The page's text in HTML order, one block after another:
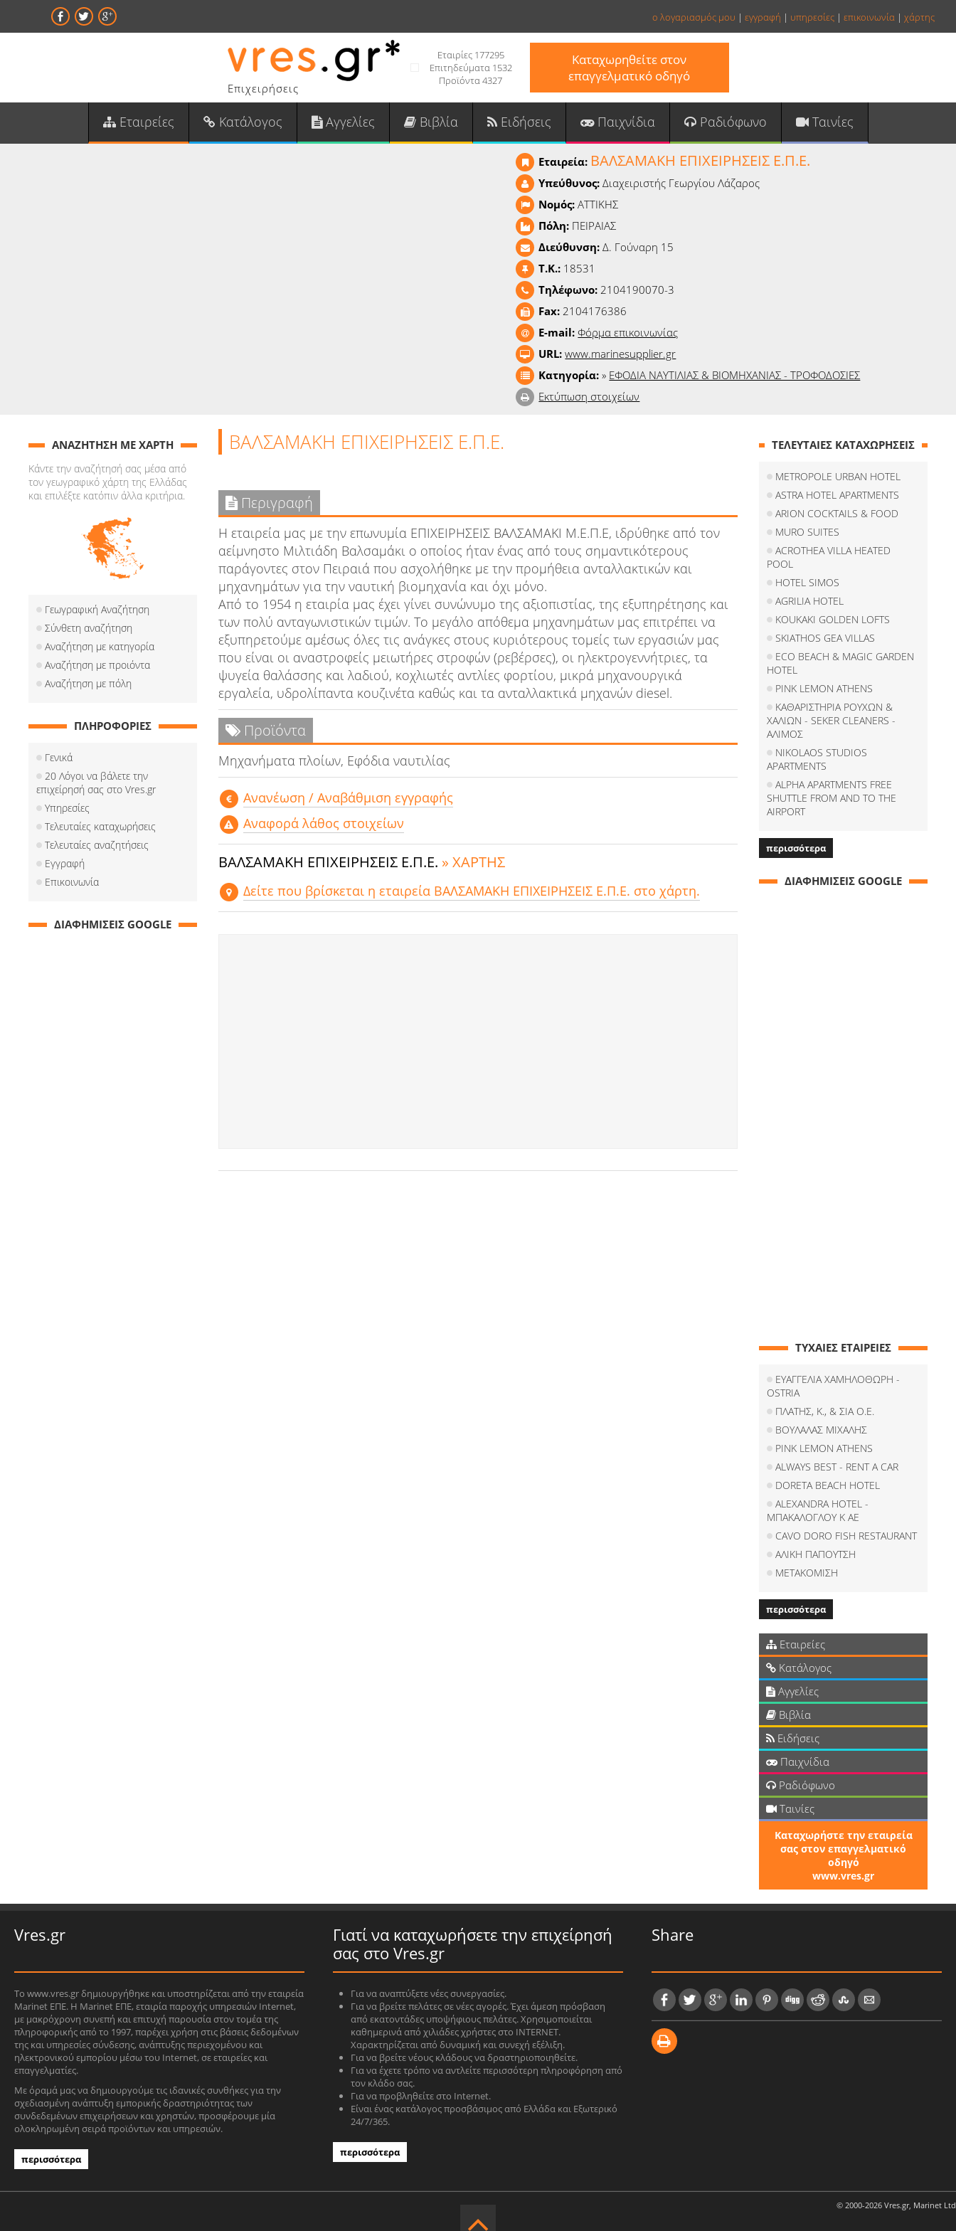
ο λογαριασμός μου | εγγραφή | υπηρεσίες | επικοινωνία | χάρτης
Επιχειρήσεις
Εταιρίες 177295
Επιτηδεύματα 1532
Προϊόντα 4327
Καταχωρηθείτε στον
επαγγελματικό οδηγό
Εταιρείες Κατάλογος Αγγελίες Βιβλία Ειδήσεις Παιχνίδια Ραδιόφωνο Ταινίες
Εταιρεία: ΒΑΛΣΑΜΑΚΗ ΕΠΙΧΕΙΡΗΣΕΙΣ Ε.Π.Ε.
Υπεύθυνος:Διαχειριστής Γεωργίου Λάζαρος
Νομός:ΑΤΤΙΚΗΣ
Πόλη: ΠΕΙΡΑΙΑΣ
Διεύθυνση:Δ. Γούναρη 15
T.K.: 18531
Τηλέφωνο:2104190070-3
Fax:2104176386
E-mail:Φόρμα επικοινωνίας
URL:www.marinesupplier.gr
Κατηγορία:» ΕΦΟΔΙΑ ΝΑΥΤΙΛΙΑΣ & ΒΙΟΜΗΧΑΝΙΑΣ - ΤΡΟΦΟΔΟΣΙΕΣ
Εκτύπωση στοιχείων
ΒΑΛΣΑΜΑΚΗ ΕΠΙΧΕΙΡΗΣΕΙΣ Ε.Π.Ε.
Περιγραφή
Η εταιρεία μας με την επωνυμία ΕΠΙΧΕΙΡΗΣΕΙΣ ΒΑΛΣΑΜΑΚΙ Μ.Ε.Π.Ε, ιδρύθηκε από τον
αείμνηστο Μιλτιάδη Βαλσαμάκι ο οποίος ήταν ένας από τους σημαντικότερους
παράγοντες στον Πειραιά που ασχολήθηκε με την προμήθεια ανταλλακτικών και
μηχανημάτων για την ναυτική βιομηχανία και όχι μόνο.
Από το 1954 η εταιρία μας έχει γίνει συνώνυμο της αξιοπιστίας, της εξυπηρέτησης και
των πολύ ανταγωνιστικών τιμών. Το μεγάλο απόθεμα μηχανημάτων μας επιτρέπει να
εξυπηρετούμε αμέσως όλες τις ανάγκες στους κυριότερους τομείς των εργασιών μας
που είναι οι αναστροφείς μειωτήρες στροφών (ρεβέρσες), οι ηλεκτρογεννήτριες, τα
ψυγεία θαλάσσης και λαδιού, κοχλιωτές αντλίες φορτίου, μικρά μηχανουργικά
εργαλεία, υδρολίπαντα κουζινέτα καθώς και τα ανταλλακτικά μηχανών diesel.
Προϊόντα
Μηχανήματα πλοίων, Εφόδια ναυτιλίας
Aνανέωση / Αναβάθμιση εγγραφής
Αναφορά λάθος στοιχείων
ΒΑΛΣΑΜΑΚΗ ΕΠΙΧΕΙΡΗΣΕΙΣ Ε.Π.Ε. » ΧΑΡΤΗΣ
Δείτε που βρίσκεται η εταιρεία ΒΑΛΣΑΜΑΚΗ ΕΠΙΧΕΙΡΗΣΕΙΣ Ε.Π.Ε. στο χάρτη.
ΑΝΑΖΗΤΗΣΗ ΜΕ ΧΑΡΤΗ
Κάντε την αναζήτησή σας μέσα από
τον γεωγραφικό χάρτη της Ελλάδας
και επιλέξτε κατόπιν άλλα κριτήρια.
Γεωγραφική Αναζήτηση
Σύνθετη αναζήτηση
Αναζήτηση με κατηγορία
Αναζήτηση με προιόντα
Αναζήτηση με πόλη
ΠΛΗΡΟΦΟΡΙΕΣ
Γενικά
20 Λόγοι να βάλετε την
επιχείρησή σας στο Vres.gr
Υπηρεσίες
Τελευταίες καταχωρήσεις
Τελευταίες αναζητήσεις
Εγγραφή
Επικοινωνία
ΔΙΑΦΗΜΙΣΕΙΣ GOOGLE
ΤΕΛΕΥΤΑΙΕΣ ΚΑΤΑΧΩΡΗΣΕΙΣ
METROPOLE URBAN HOTEL
ASTRA HOTEL APARTMENTS
ARION COCKTAILS & FOOD
MURO SUITES
ACROTHEA VILLA HEATED
POOL
HOTEL SIMOS
AGRILIA HOTEL
KOUKAKI GOLDEN LOFTS
SKIATHOS GEA VILLAS
ECO BEACH & MAGIC GARDEN
HOTEL
PINK LEMON ATHENS
ΚΑΘΑΡΙΣΤΗΡΙΑ ΡΟΥΧΩΝ &
ΧΑΛΙΩΝ - SEKER CLEANERS -
ΑΛΙΜΟΣ
NIKOLAOS STUDIOS
APARTMENTS
ALPHA APARTMENTS FREE
SHUTTLE FROM AND TO THE
AIRPORT
περισσότερα
ΔΙΑΦΗΜΙΣΕΙΣ GOOGLE
ΤΥΧΑΙΕΣ ΕΤΑΙΡΕΙΕΣ
ΕΥΑΓΓΕΛΙΑ ΧΑΜΗΛΟΘΩΡΗ -
OSTRIA
ΠΛΑΤΗΣ, Κ., & ΣΙΑ Ο.Ε.
ΒΟΥΛΑΛΑΣ ΜΙΧΑΛΗΣ
PINK LEMON ATHENS
ALWAYS BEST - RENT A CAR
DORETA BEACH HOTEL
ALEXANDRA HOTEL -
ΜΠΑΚΑΛΟΓΛΟΥ Κ ΑΕ
CAVO DORO FISH RESTAURANT
ΑΛΙΚΗ ΠΑΠΟΥΤΣΗ
ΜΕΤΑΚΟΜΙΣΗ
περισσότερα
Εταιρείες
Κατάλογος
Αγγελίες
Βιβλία
Ειδήσεις
Παιχνίδια
Ραδιόφωνο
Ταινίες
Καταχωρήστε την εταιρεία
σας στον επαγγελματικό
οδηγό
www.vres.gr
Vres.gr
Το www.vres.gr δημιουργήθηκε και υποστηρίζεται από την εταιρεία
Marinet ΕΠΕ. Η Marinet ΕΠΕ, εταιρία παροχής υπηρεσιών Internet,
με μακρόχρονη συνεπή και επιτυχή παρουσία στον τομέα της
πληροφορικής από το 1997, παρέχει χρήση στις βάσεις δεδομένων
της και υπηρεσίες σύνδεσης, ανάπτυξης περιεχομένου και
ηλεκτρονικού εμπορίου μέσω του Internet, σε εταιρείες και
επαγγελματίες.
Με όραμά μας να δημιουργούμε τις ιδανικές συνθήκες για την
σχεδιασμένη ανάπτυξη εμπορικής δραστηριότητας των
συνδεδεμένων επιχειρήσεων και χρηστών, προσφέρουμε μία
ολοκληρωμένη σειρά προϊόντων και υπηρεσιών.
περισσότερα
Γιατί να καταχωρήσετε την επιχείρησή
σας στο Vres.gr
Για να αναπτύξετε νέες συνεργασίες.
Για να βρείτε πελάτες σε νέες αγορές. Έχει άμεση πρόσβαση
από εκατοντάδες υποψήφιους πελάτες. Χρησιμοποιείται
καθημερινά από χιλιάδες χρήστες στο INTERNET.
Χαρακτηρίζεται από δυναμική και συνεχή εξέλιξη.
Για να βρείτε νέους κλάδους να δραστηριοποιηθείτε.
Για να έχετε τρόπο να αντλείτε περισσότερη πληροφόρηση από
τον κλάδο σας.
Για να προβληθείτε στο Internet.
Είναι ένας κατάλογος προσβάσιμος από Ελλάδα και Εξωτερικό
24/7/365.
περισσότερα
Share
© 2000-2026 Vres.gr, Marinet Ltd